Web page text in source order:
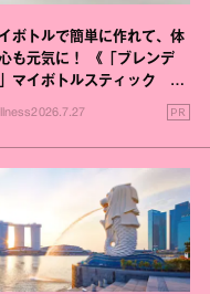
ボトルで簡単に作れて、体
も元気に！ 《「ブレンデ
マイボトルスティック い
こと毎日》シリーズが誕生
2026.7.27 PR